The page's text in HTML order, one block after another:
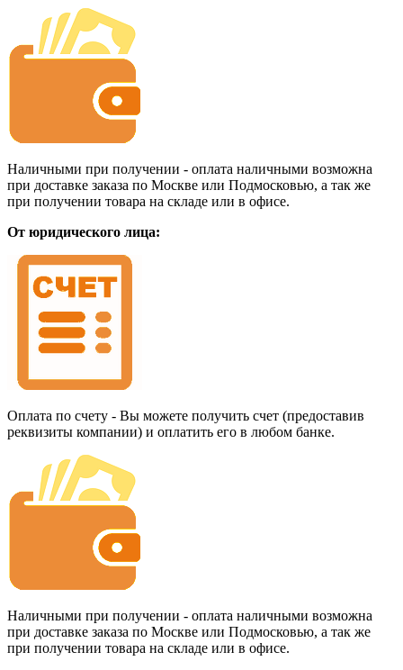
Наличными при получении - оплата наличными возможна
при доставке заказа по Москве или Подмосковью, а так же
при получении товара на складе или в офисе.
От юридического лица:
Оплата по счету - Вы можете получить счет (предоставив
реквизиты компании) и оплатить его в любом банке.
Наличными при получении - оплата наличными возможна
при доставке заказа по Москве или Подмосковью, а так же
при получении товара на складе или в офисе.